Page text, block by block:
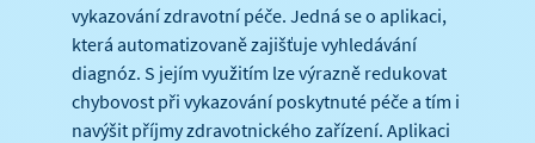
vykazování zdravotní péče. Jedná se o aplikaci,
která automatizovaně zajišťuje vyhledávání
diagnóz. S jejím využitím lze výrazně redukovat
chybovost při vykazování poskytnuté péče a tím i
navýšit příjmy zdravotnického zařízení. Aplikaci